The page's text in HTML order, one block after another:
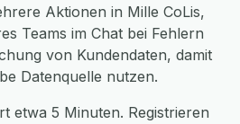
Aktionen in Mille CoLis,
Teams im Chat bei Fehlern
von Kundendaten, damit
Datenquelle nutzen.
etwa 5 Minuten. Registrieren